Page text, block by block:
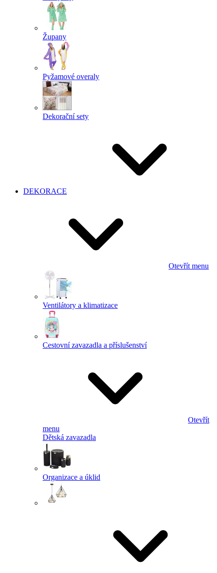
Župany
Pyžamové overaly
Dekorační sety
DEKORACE
Otevřít menu
Ventilátory a klimatizace
Cestovní zavazadla a příslušenství
Otevřít
menu
Dětská zavazadla
Organizace a úklid